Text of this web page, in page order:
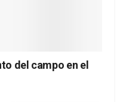
del campo en el